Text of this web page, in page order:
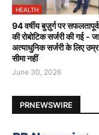
HEALTH
94 वर्षीय बुज़ुर्ग पर
की रोबोटिक सर्जरी की गई -
अत्याधुनिक सर्जरी के लिए
सीमा नहीं
June 30, 2026
PRNEWSWIRE